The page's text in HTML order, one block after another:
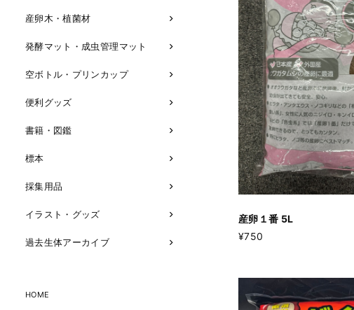
産卵木・植菌材
発酵マット・成虫管理マット
空ボトル・プリンカップ
便利グッズ
書籍・図鑑
標本
採集用品
イラスト・グッズ
過去生体アーカイブ
HOME
産卵１番 5L
¥750